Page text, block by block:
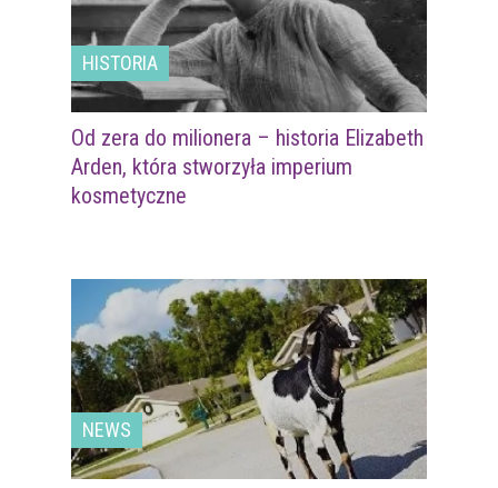
HISTORIA
Od zera do milionera – historia Elizabeth
Arden, która stworzyła imperium
kosmetyczne
NEWS